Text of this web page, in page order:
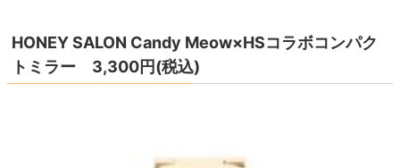
HONEY SALON Candy Meow×HSコラボコンパク
トミラー 3,300円(税込)